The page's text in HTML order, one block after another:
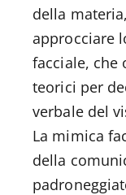
della
approcciare
facciale,
teorici per
verbale del
La mimica
della